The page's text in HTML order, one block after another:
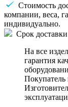
Стоимость
компании, веса,
индивидуально.
Срок
На все
гарантия
Покупатель